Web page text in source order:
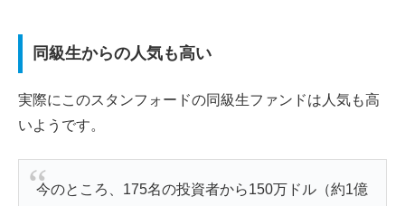
同級生からの人気も高い
実際にこのスタンフォードの同級生ファンドは人気も高
いようです。
今のところ、175名の投資者から150万ドル（約1億